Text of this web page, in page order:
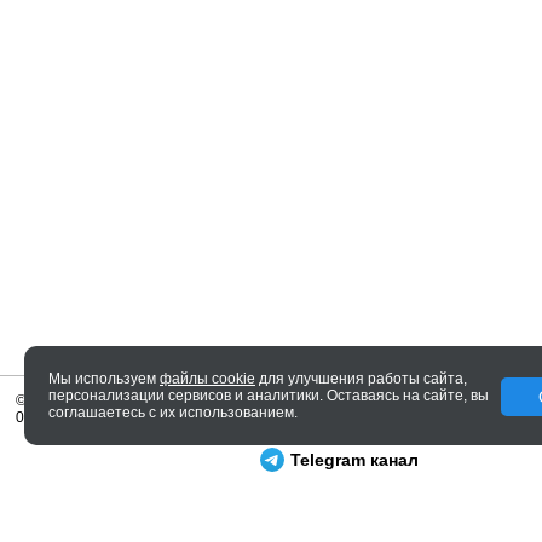
Мы используем файлы cookie для улучшения работы сайта,
персонализации сервисов и аналитики. Оставаясь на сайте, вы
соглашаетесь с их использованием.
Telegram канал
© 2005—2026 ENTERO
0.048 сек.